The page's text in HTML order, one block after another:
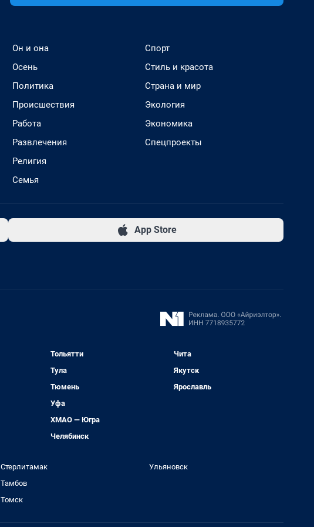
Он и она
Осень
Политика
Происшествия
Работа
Развлечения
Религия
Семья
Спорт
Стиль и красота
Страна и мир
Экология
Экономика
Спецпроекты
App Store
Тольятти
Тула
Тюмень
Уфа
ХМАО — Югра
Челябинск
Чита
Якутск
Ярославль
Стерлитамак
Тамбов
Томск
Ульяновск